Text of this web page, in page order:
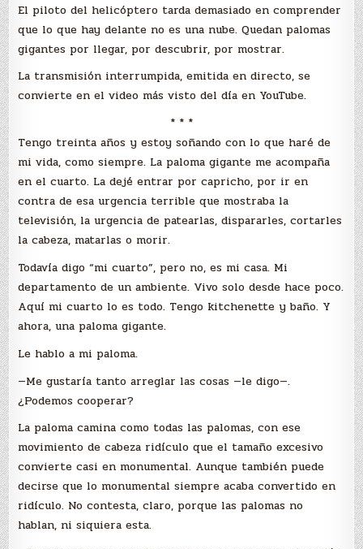
El piloto del helicóptero tarda demasiado en comprender
que lo que hay delante no es una nube. Quedan palomas
gigantes por llegar, por descubrir, por mostrar.
La transmisión interrumpida, emitida en directo, se
convierte en el video más visto del día en YouTube.
* * *
Tengo treinta años y estoy soñando con lo que haré de
mi vida, como siempre. La paloma gigante me acompaña
en el cuarto. La dejé entrar por capricho, por ir en
contra de esa urgencia terrible que mostraba la
televisión, la urgencia de patearlas, dispararles, cortarles
la cabeza, matarlas o morir.
Todavía digo “mi cuarto”, pero no, es mi casa. Mi
departamento de un ambiente. Vivo solo desde hace poco.
Aquí mi cuarto lo es todo. Tengo kitchenette y baño. Y
ahora, una paloma gigante.
Le hablo a mi paloma.
—Me gustaría tanto arreglar las cosas —le digo—.
¿Podemos cooperar?
La paloma camina como todas las palomas, con ese
movimiento de cabeza ridículo que el tamaño excesivo
convierte casi en monumental. Aunque también puede
decirse que lo monumental siempre acaba convertido en
ridículo. No contesta, claro, porque las palomas no
hablan, ni siquiera esta.